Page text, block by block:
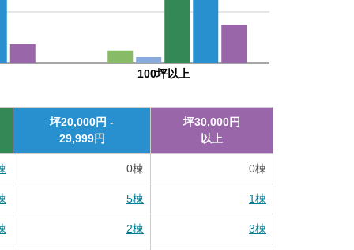
100坪以上
坪20,000円 -
29,999円
坪30,000円
以上
0棟 0棟
5棟 1棟
2棟 3棟